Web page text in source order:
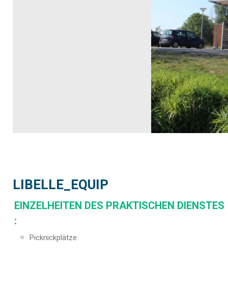
LIBELLE_EQUIP
EINZELHEITEN DES PRAKTISCHEN DIENSTES
:
Picknickplätze